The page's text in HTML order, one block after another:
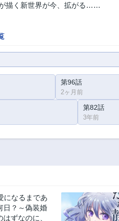
描く新世界が今、拡がる……
第96話
2ヶ月前
第82話
3年前